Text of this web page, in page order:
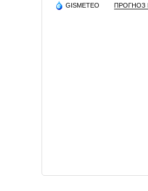
GISMETEO ПРОГНОЗ